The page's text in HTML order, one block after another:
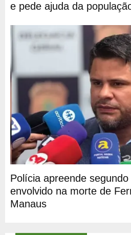
e pede ajuda da
Polícia apreende
envolvido na morte de
Manaus